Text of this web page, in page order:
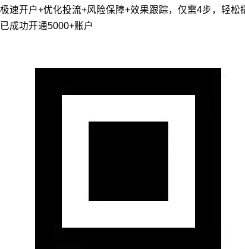
极速开户+优化投流+风险保障+效果跟踪，仅需4步，轻松
已成功开通5000+账户